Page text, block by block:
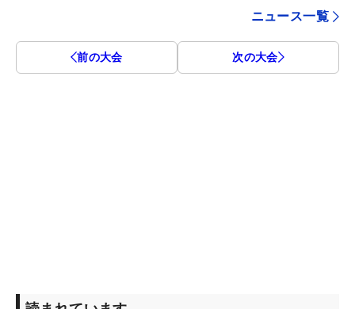
ニュース一覧
前の大会 次の大会